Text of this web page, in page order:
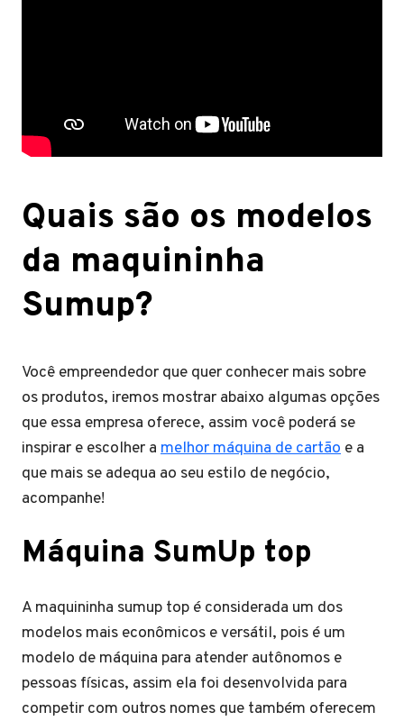
Quais são os modelos
da maquininha
Sumup?
Você empreendedor que quer conhecer mais sobre
os produtos, iremos mostrar abaixo algumas opções
que essa empresa oferece, assim você poderá se
inspirar e escolher a melhor máquina de cartão e a
que mais se adequa ao seu estilo de negócio,
acompanhe!
Máquina SumUp top
A maquininha sumup top é considerada um dos
modelos mais econômicos e versátil, pois é um
modelo de máquina para atender autônomos e
pessoas físicas, assim ela foi desenvolvida para
competir com outros nomes que também oferecem